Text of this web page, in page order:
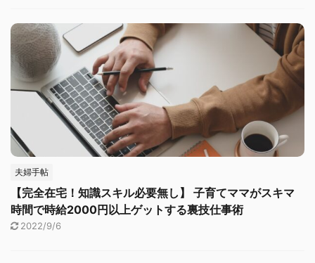
夫婦手帖
【完全在宅！知識スキル必要無し】 子育てママがスキマ
時間で時給2000円以上ゲットする裏技仕事術
2022/9/6